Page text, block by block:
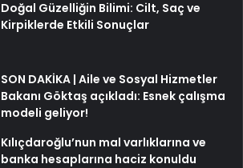
Doğal Güzelliğin Bilimi: Cilt, Saç ve
Kirpiklerde Etkili Sonuçlar
SON DAKİKA | Aile ve Sosyal Hizmetler
Bakanı Göktaş açıkladı: Esnek çalışma
modeli geliyor!
Kılıçdaroğlu’nun mal varlıklarına ve
banka hesaplarına haciz konuldu